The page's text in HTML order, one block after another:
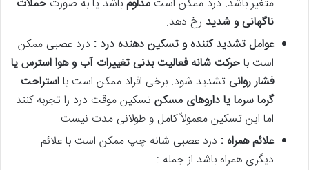
ناگهانی و شدید رخ دهد.
عوامل تشدید کننده و تسکین دهنده درد : درد عصبی ممکن
است باحرکت شانه فعالیت بدنی تغییرات آب و هوا استرس یا
فشار روانیتشدید شود. برخی افراد ممکن است بااستراحت
گرما سرما یا داروهای مسکنتسکین موقت درد را تجربه کنند
اما این تسکین معمولاً کامل و طولانی مدت نیست.
علائم همراه : درد عصبی شانه چپ ممکن است با علائم
دیگری همراه باشد از جمله :